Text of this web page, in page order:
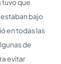
tuvo que
bajo
en todas las
de
evitar